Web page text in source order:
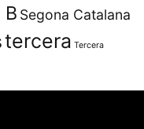
B Segona Catalana
tercera Tercera